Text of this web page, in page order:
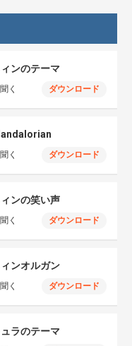
ンのテーマ
く ダウンロード
く ダウンロード
ンの笑い声
く ダウンロード
ンオルガン
く ダウンロード
ュラのテーマ